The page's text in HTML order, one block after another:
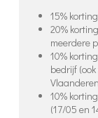
15%
20%
meerdere
10%
bedrijf
10%
(17/05 en